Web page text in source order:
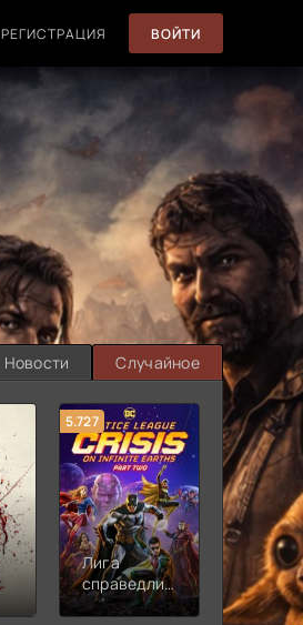
РЕГИСТРАЦИЯ ВОЙТИ
Новости Случайное
5.727
Лига
справедливости:
Кризис на
8.889
Новая
смена